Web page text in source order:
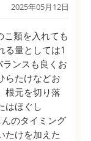
2025年05月12日
こ類を入れても
る量としては1
ンスも良くお
らたけなどお
根元を切り落
はほぐし
のタイミング
たけを加えた